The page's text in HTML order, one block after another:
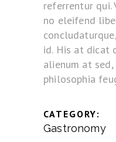
referrentur qui.
no eleifend
id. His at dicat
alienum at
philosophia
CATEGORY:
Gastronomy